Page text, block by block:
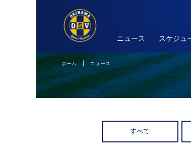
ニュース スケジュ
ホーム| ニュース
すべて